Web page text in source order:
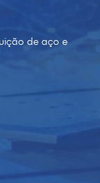
de aço e